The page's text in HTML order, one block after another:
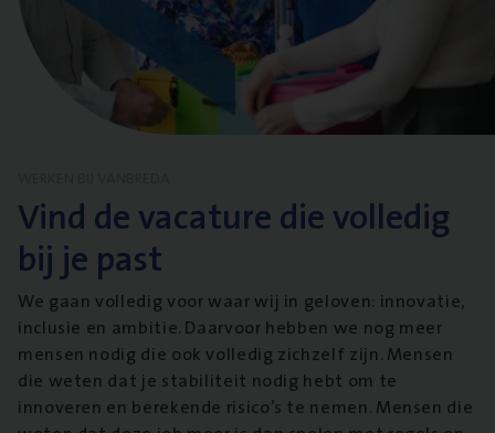
Vind de vacature die volledig
bij je past
We gaan volledig voor waar wij in geloven: innovatie,
inclusie en ambitie. Daarvoor hebben we nog meer
mensen nodig die ook volledig zichzelf zijn. Mensen
die weten dat je stabiliteit nodig hebt om te
innoveren en berekende risico’s te nemen. Mensen die